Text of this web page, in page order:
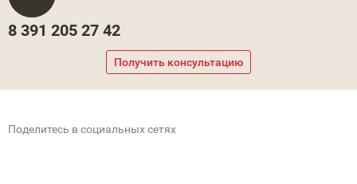
8 391 205 27 42
Получить консультацию
Поделитесь в социальных сетях